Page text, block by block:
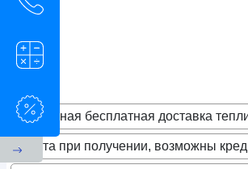
Регулярная бесплатная доставка
Оплата при получении, возможны